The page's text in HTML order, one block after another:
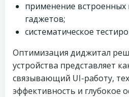
применение
гаджетов;
систематическое
Оптимизация диджитал
устройства представляет
связывающий UI-работу,
эффективность и глубокое